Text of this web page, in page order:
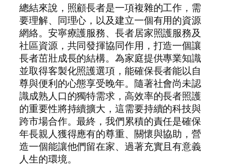
總結來說，照顧長者是一項複雜的工作，需
要理解、同理心，以及建立一個有用的資源
網絡。安寧療護服務、長者居家照護服務及
社區資源，共同發揮協同作用，打造一個讓
長者茁壯成長的結構。為家庭提供專業知識
並取得客製化照護選項，能確保長者能以自
尊與便利的心態享受晚年。隨著社會尚未認
識成熟人口的獨特需求，高效率的長者照護
的重要性將持續擴大，這需要持續的科技與
跨市場合作。最終，我們累積的責任是確保
年長親人獲得應有的尊重、關懷與協助，營
造一個能讓他們留在家、過著充實且有意義
人生的環境。